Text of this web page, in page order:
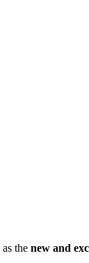
as the new and